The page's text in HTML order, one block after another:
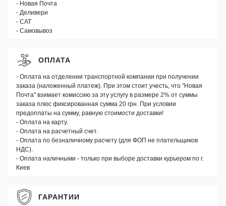
- Новая Почта
- Деливери
- САТ
- Самовывоз
ОПЛАТА
- Оплата на отделении транспортной компании при получении
заказа (наложенный платеж). При этом стоит учесть, что "Новая
Почта" взимает комиссию за эту услугу в размере 2% от суммы
заказа плюс фиксированная сумма 20 грн. При условии
предоплаты на сумму, равную стоимости доставки!
- Оплата на карту.
- Оплата на расчетный счет.
- Оплата по безналичному расчету (для ФОП не плательщиков
НДС).
- Оплата наличными - только при выборе доставки курьером по г.
Киев
ГАРАНТИИ